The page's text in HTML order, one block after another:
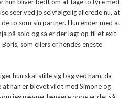
hun bliver bedt om at tage to fyre med
seer ved jo selvfølgelig allerede nu, at
to som sin partner. Hun ender med at
på solo og så er der lagt op til et exit
som ellers er hendes eneste
hun skal stille sig bag ved ham, da
han er blevet vildt med Simone og